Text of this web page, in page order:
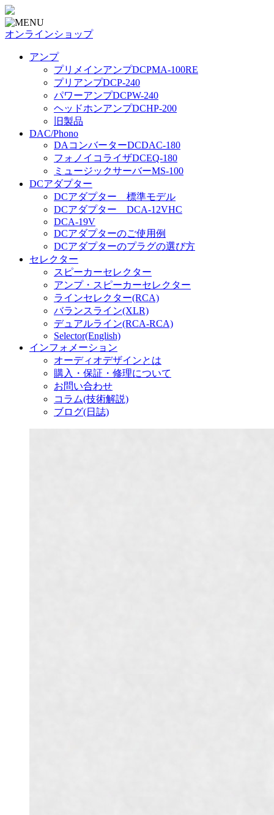
オンラインショップ
アンプ
プリメインアンプDCPMA-100RE
プリアンプDCP-240
パワーアンプDCPW-240
ヘッドホンアンプDCHP-200
旧製品
DAC/Phono
DAコンバーターDCDAC-180
フォノイコライザDCEQ-180
ミュージックサーバーMS-100
DCアダプター
DCアダプター 標準モデル
DCアダプター DCA-12VHC
DCA-19V
DCアダプターのご使用例
DCアダプターのプラグの選び方
セレクター
スピーカーセレクター
アンプ・スピーカーセレクター
ラインセレクター(RCA)
バランスライン(XLR)
デュアルライン(RCA-RCA)
Selector(English)
インフォメーション
オーディオデザインとは
購入・保証・修理について
お問い合わせ
コラム(技術解説)
ブログ(日誌)